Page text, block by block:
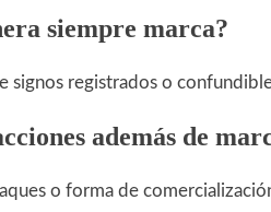
siempre marca?
signos registrados o
además de
o forma de